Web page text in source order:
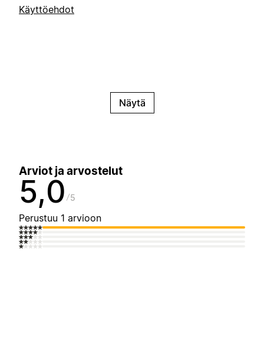
Käyttöehdot
Näytä
Arviot ja arvostelut
5,0 5
Perustuu 1 arvioon